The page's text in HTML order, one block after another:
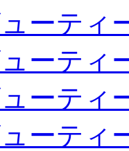
ーティ
ーティ
ーティ
ーティ